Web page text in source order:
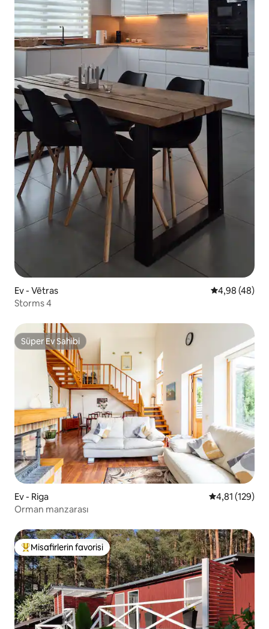
Ev - Vētras 5 üzerinden
4,98 (48)
Storms 4
Süper Ev Sahibi
Süper Ev Sahibi
Ev - Riga 5 üzerinden
4,81 (129)
Orman manzarası
Misafirlerin favorilerinden en beğenilenler arasında
Misafirlerin favorisi